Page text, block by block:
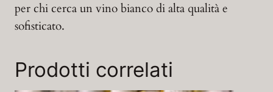
per chi cerca un vino bianco di alta qualità e
sofisticato.
Prodotti correlati